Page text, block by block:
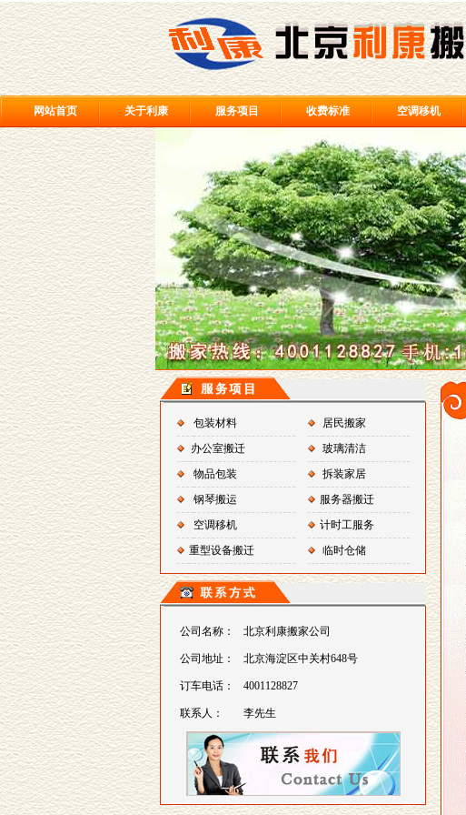
网站首页 关于利康 服务项目 收费标准 空调移机
包装材料
居民搬家
办公室搬迁
玻璃清洁
物品包装
拆装家居
钢琴搬运
服务器搬迁
空调移机
计时工服务
重型设备搬迁
临时仓储
公司名称： 北京利康搬家公司
公司地址： 北京海淀区中关村648号
订车电话： 4001128827
联系人： 李先生